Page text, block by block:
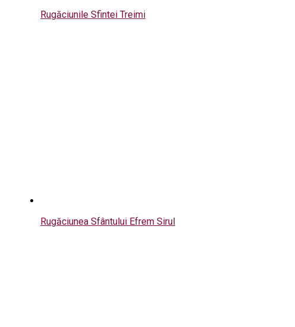
Rugăciunile Sfintei Treimi
Rugăciunea Sfântului Efrem Sirul